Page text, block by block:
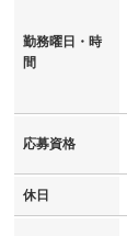
勤務曜日・時
間
応募資格
休日